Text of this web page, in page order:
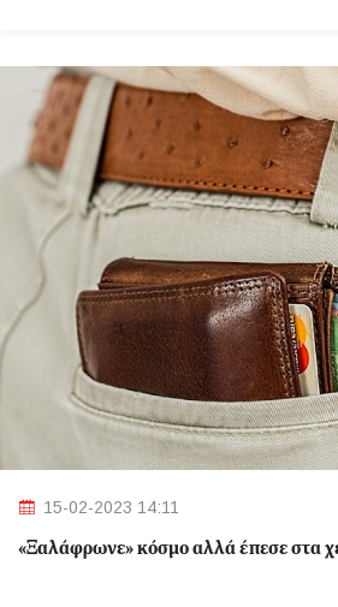
15-02-2023 14:11
«Ξαλάφρωνε» κόσμο αλλά έπεσε στα